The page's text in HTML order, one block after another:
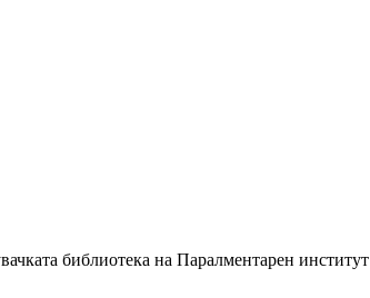
библиотека на Паралментарен институт